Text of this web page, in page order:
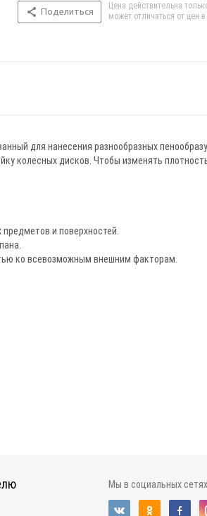
Поделиться
Цена действительна
может отличаться от цен
для нанесения разнообразных
колесных дисков. Чтобы изменять
и поверхностей.
ко всевозможным внешним факторам.
Мы в социальных